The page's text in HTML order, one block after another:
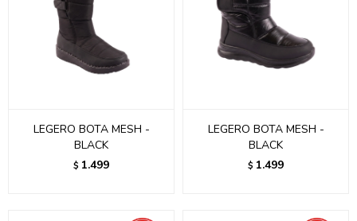
LEGERO BOTA MESH -
BLACK
$ 1.499
LEGERO BOTA MESH -
BLACK
$ 1.499